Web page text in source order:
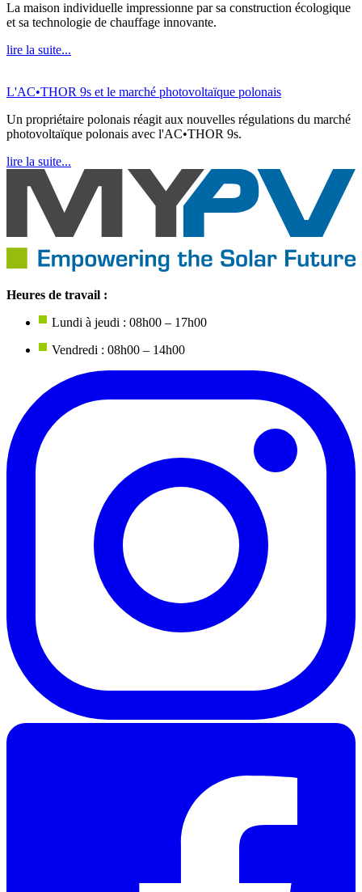
La maison individuelle impressionne par sa construction écologique
et sa technologie de chauffage innovante.
lire la suite...
L'AC•THOR 9s et le marché photovoltaïque polonais
Un propriétaire polonais réagit aux nouvelles régulations du marché
photovoltaïque polonais avec l'AC•THOR 9s.
lire la suite...
Heures de travail :
Lundi à jeudi : 08h00 – 17h00
Vendredi : 08h00 – 14h00